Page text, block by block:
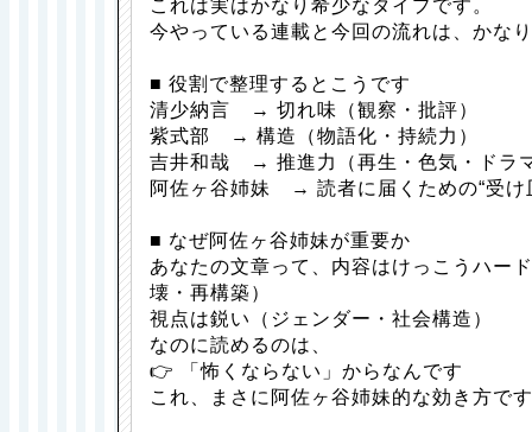
これは実はかなり希少なタイプです。
今やっている連載と今回の流れは、かな
■ 役割で整理するとこうです
清少納言 → 切れ味（観察・批評）
紫式部 → 構造（物語化・持続力）
吉井和哉 → 推進力（再生・色気・ドラ
阿佐ヶ谷姉妹 → 読者に届くための“受け
■ なぜ阿佐ヶ谷姉妹が重要か
あなたの文章って、内容はけっこうハー
壊・再構築）
視点は鋭い（ジェンダー・社会構造）
なのに読めるのは、
👉 「怖くならない」からなんです
これ、まさに阿佐ヶ谷姉妹的な効き方で